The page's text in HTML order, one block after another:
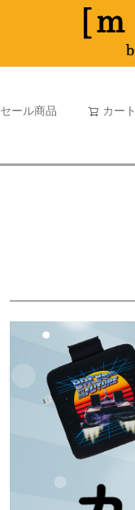
セール商品 カート
マフラータオル